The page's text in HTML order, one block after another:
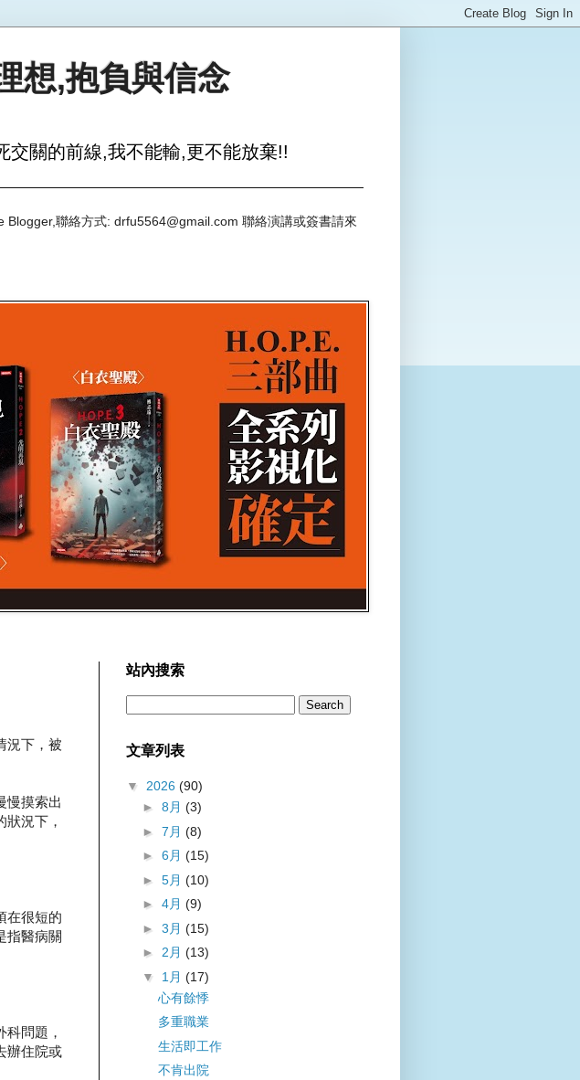
想,抱負與信念
交關的前線,我不能輸,更不能放棄!!
聯絡方式: drfu5564@gmail.com 聯絡演講或簽書請來
況下，被
慢摸索出
況下，
在很短的
指醫病關
問題，
辦住院或
站內搜索
文章列表
▼ 2026 (90)
► 8月 (3)
► 7月 (8)
► 6月 (15)
► 5月 (10)
► 4月 (9)
► 3月 (15)
► 2月 (13)
▼ 1月 (17)
心有餘悸
多重職業
生活即工作
不肯出院